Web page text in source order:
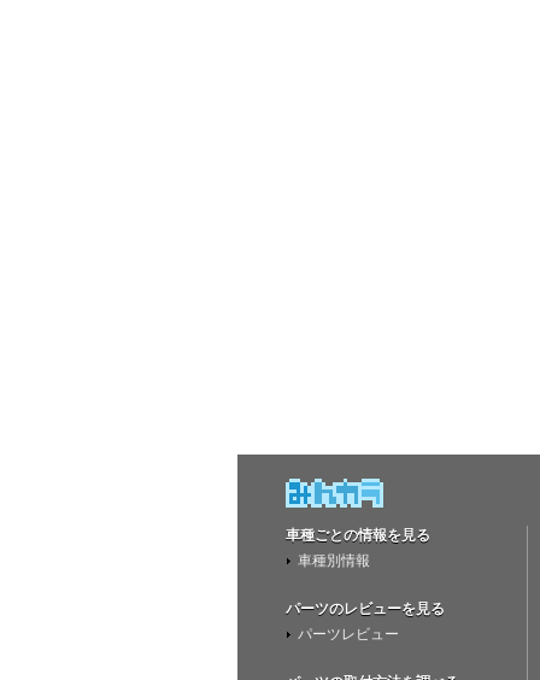
車種ごとの情報を見る
車種別情報
パーツのレビューを見る
パーツレビュー